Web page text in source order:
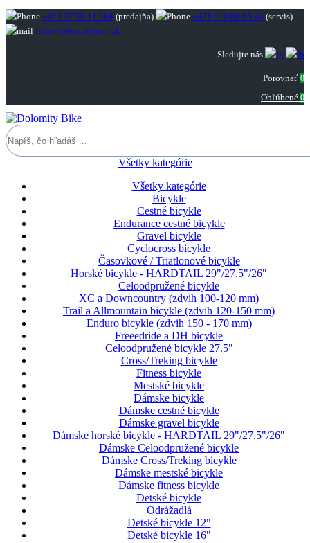
+421 37 38 11 584 (predajňa) +421 910 88 66 44 (servis)
info@dolomitybike.sk
Sledujte nás
Porovnať 0
Obľúbené 0
Všetky kategórie
Všetky kategórie
Bicykle
Cestné bicykle
Endurance cestné bicykle
Gravel bicykle
Cyclocross bicykle
Časovkové / Triatlonové bicykle
Horské bicykle - HARDTAIL 29"/27,5"/26"
Celoodpružené bicykle
XC a Downcountry (zdvih 100-120 mm)
Trail a Allmountain bicykle (zdvih 120-150 mm)
Enduro bicykle (zdvih 150 - 170 mm)
Freeedride a DH bicykle
Celoodpružené bicykle 27.5"
Cross/Treking bicykle
Fitness bicykle
Mestské bicykle
Dámske bicykle
Dámske cestné bicykle
Dámske gravel bicykle
Dámske horské bicykle - HARDTAIL 29"/27,5"/26"
Dámske Celoodpružené bicykle
Dámske Cross/Treking bicykle
Dámske mestské bicykle
Dámske fitness bicykle
Detské bicykle
Odrážadlá
Detské bicykle 12"
Detské bicykle 16"